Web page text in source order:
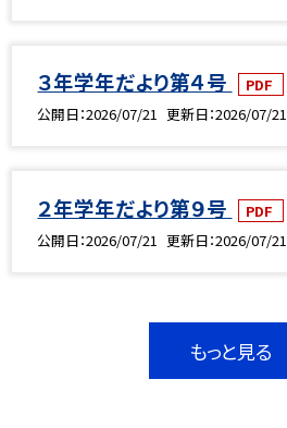
３年学年だより第４号 PDF
公開日 2026/07/21 更新日 2026/07/21
２年学年だより第９号 PDF
公開日 2026/07/21 更新日 2026/07/21
もっと見る